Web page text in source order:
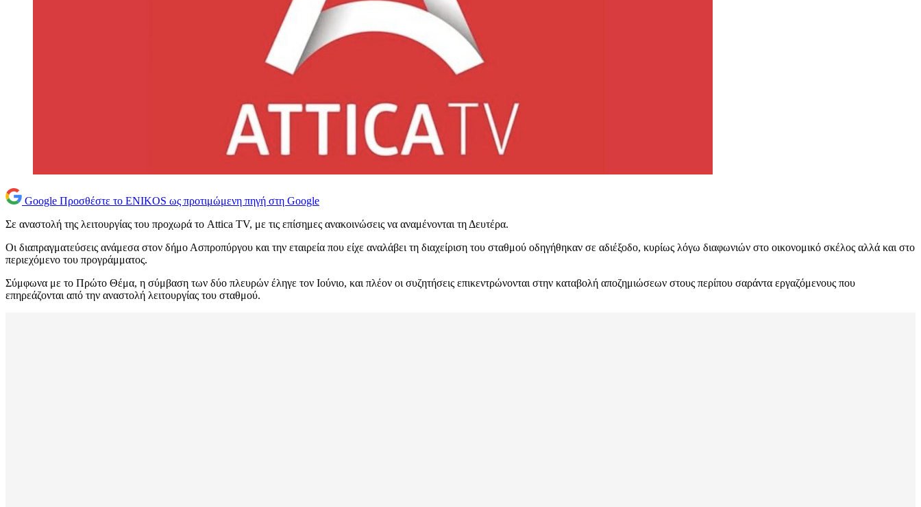
Google Προσθέστε το ENIKOS ως προτιμώμενη πηγή στη Google
Σε αναστολή της λειτουργίας του προχωρά το Attica TV, με τις επίσημες ανακοινώσεις να αναμένονται τη Δευτέρα.
Οι διαπραγματεύσεις ανάμεσα στον δήμο Ασπροπύργου και την εταιρεία που είχε αναλάβει τη διαχείριση του σταθμού οδηγήθηκαν σε αδιέξοδο, κυρίως λόγω διαφωνιών στο οικονομικό σκέλος αλλά και στο
περιεχόμενο του προγράμματος.
Σύμφωνα με το Πρώτο Θέμα, η σύμβαση των δύο πλευρών έληγε τον Ιούνιο, και πλέον οι συζητήσεις επικεντρώνονται στην καταβολή αποζημιώσεων στους περίπου σαράντα εργαζόμενους που
επηρεάζονται από την αναστολή λειτουργίας του σταθμού.